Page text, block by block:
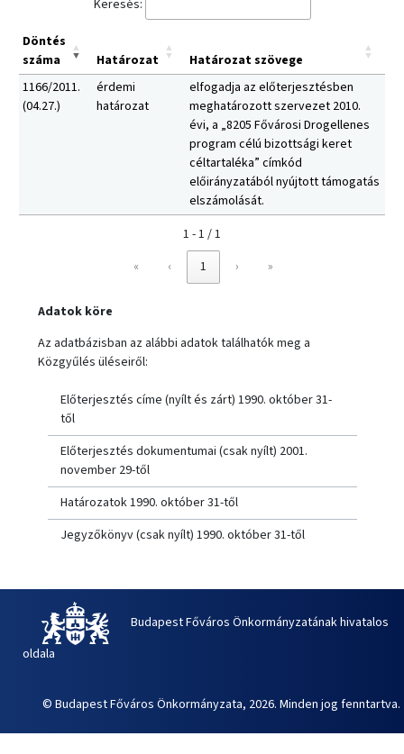
Keresés:
Döntés
száma
Határozat
Határozat szövege
1166/2011.
(04.27.)
érdemi
határozat
elfogadja az előterjesztésben
meghatározott szervezet 2010.
évi, a „8205 Fővárosi Drogellenes
program célú bizottsági keret
céltartaléka” címkód
előirányzatából nyújtott támogatás
elszámolását.
1 - 1 / 1
«
‹ 1 › »
Adatok köre
Az adatbázisban az alábbi adatok találhatók meg a
Közgyűlés üléseiről:
Előterjesztés címe (nyílt és zárt) 1990. október 31-
től
Előterjesztés dokumentumai (csak nyílt) 2001.
november 29-től
Határozatok 1990. október 31-től
Jegyzőkönyv (csak nyílt) 1990. október 31-től
Budapest Főváros Önkormányzatának hivatalos
oldala
© Budapest Főváros Önkormányzata, 2026. Minden jog fenntartva.